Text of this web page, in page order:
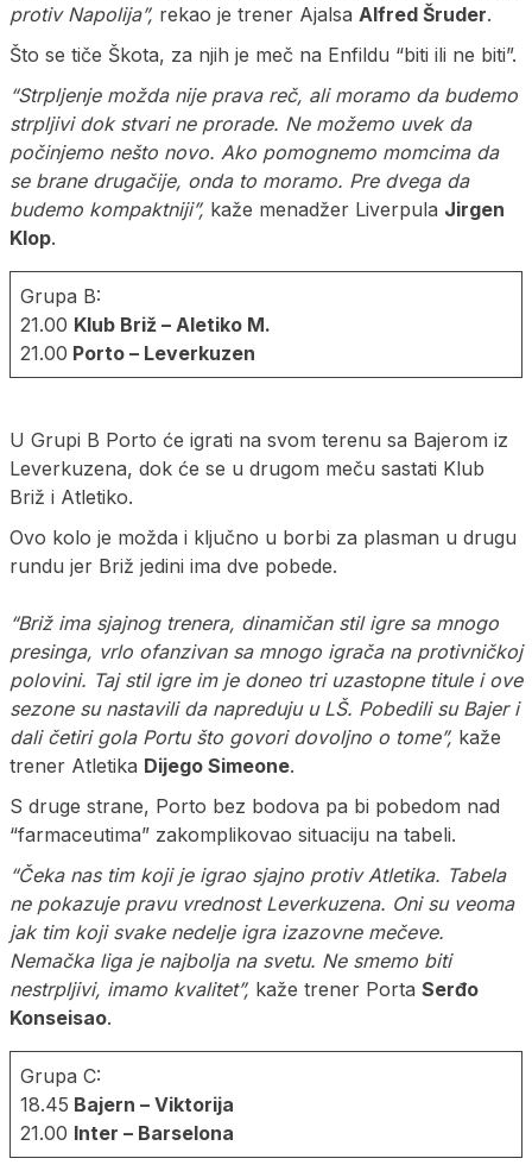
protiv Napolija”, rekao je trener Ajalsa Alfred Šruder.
Što se tiče Škota, za njih je meč na Enfildu “biti ili ne biti”.
“Strpljenje možda nije prava reč, ali moramo da budemo
strpljivi dok stvari ne prorade. Ne možemo uvek da
počinjemo nešto novo. Ako pomognemo momcima da
se brane drugačije, onda to moramo. Pre dvega da
budemo kompaktniji”, kaže menadžer Liverpula Jirgen
Klop.
Grupa B:
21.00 Klub Briž – Aletiko M.
21.00 Porto – Leverkuzen
U Grupi B Porto će igrati na svom terenu sa Bajerom iz
Leverkuzena, dok će se u drugom meču sastati Klub
Briž i Atletiko.
Ovo kolo je možda i ključno u borbi za plasman u drugu
rundu jer Briž jedini ima dve pobede.
“Briž ima sjajnog trenera, dinamičan stil igre sa mnogo
presinga, vrlo ofanzivan sa mnogo igrača na protivničkoj
polovini. Taj stil igre im je doneo tri uzastopne titule i ove
sezone su nastavili da napreduju u LŠ. Pobedili su Bajer i
dali četiri gola Portu što govori dovoljno o tome”, kaže
trener Atletika Dijego Simeone.
S druge strane, Porto bez bodova pa bi pobedom nad
“farmaceutima” zakomplikovao situaciju na tabeli.
“Čeka nas tim koji je igrao sjajno protiv Atletika. Tabela
ne pokazuje pravu vrednost Leverkuzena. Oni su veoma
jak tim koji svake nedelje igra izazovne mečeve.
Nemačka liga je najbolja na svetu. Ne smemo biti
nestrpljivi, imamo kvalitet”, kaže trener Porta Serđo
Konseisao.
Grupa C:
18.45 Bajern – Viktorija
21.00 Inter – Barselona